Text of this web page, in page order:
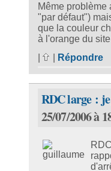
Même problème
"par défaut")
que la couleur
à l'orange du
Répondre
RDC large :
25/07/2006 à